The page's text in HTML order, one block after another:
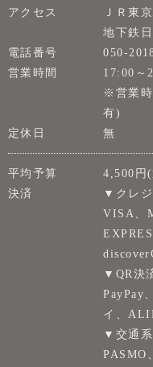
アクセス
ＪＲ東
地下鉄
電話番号
050-
営業時間
17:00～
※営業時
有)
定休日
無
平均予算
4,500円
決済
▼クレジ
VISA、
▼QR決
PayPay
イ、
▼交通
PASMO